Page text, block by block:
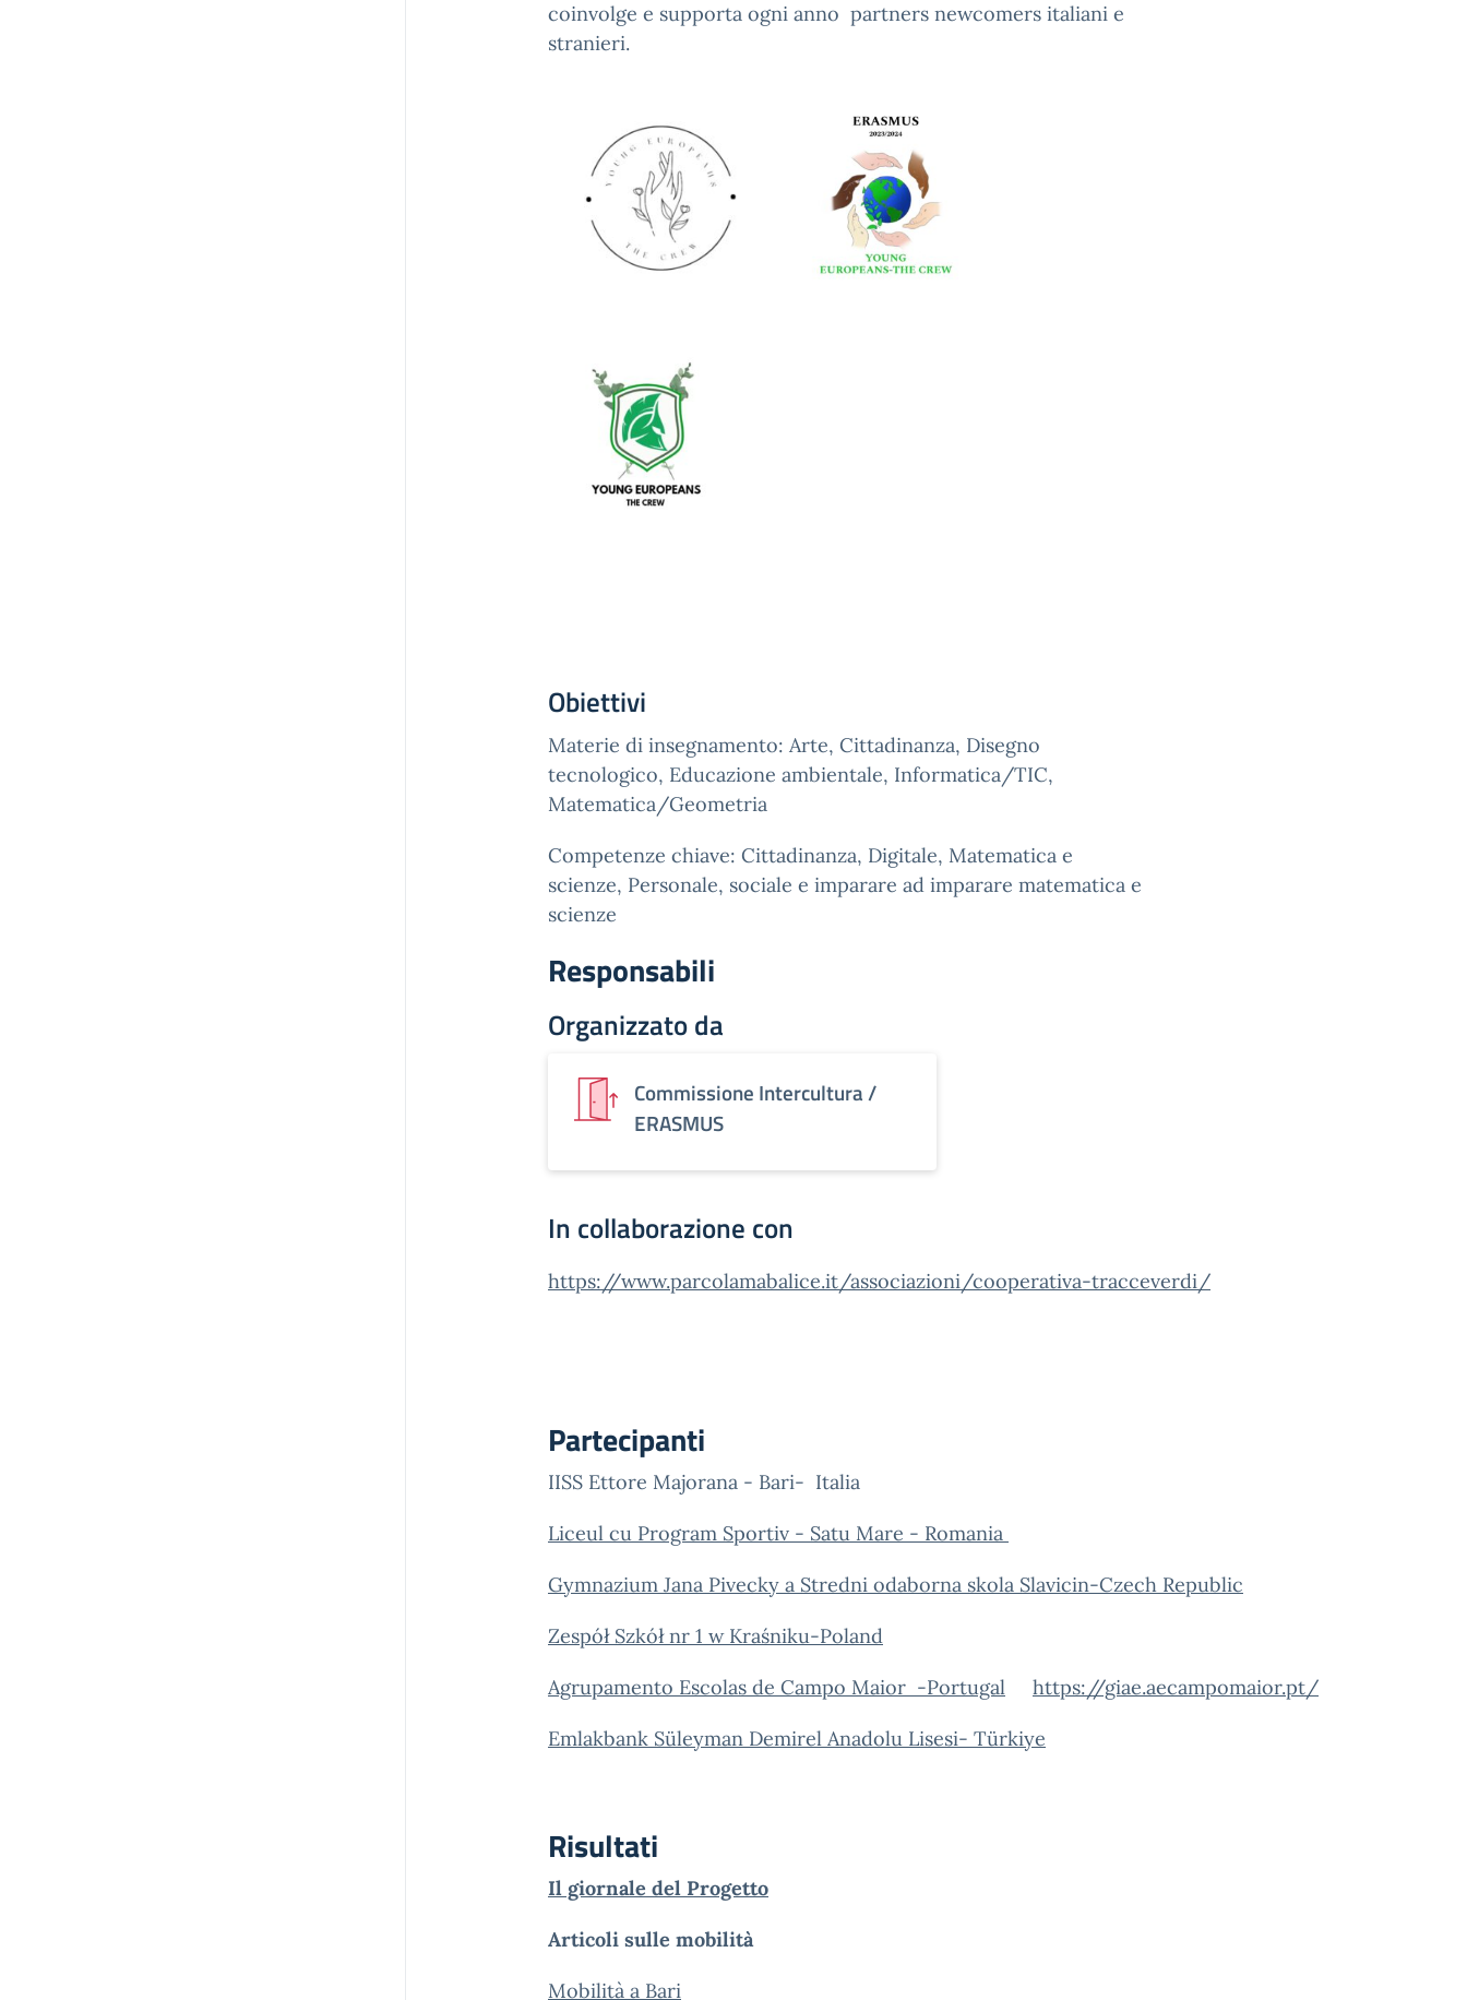
coinvolge e supporta ogni anno partners newcomers italiani e
stranieri.
Obiettivi
Materie di insegnamento: Arte, Cittadinanza, Disegno
tecnologico, Educazione ambientale, Informatica/TIC,
Matematica/Geometria
Competenze chiave: Cittadinanza, Digitale, Matematica e
scienze, Personale, sociale e imparare ad imparare matematica e
scienze
Responsabili
Organizzato da
Commissione Intercultura /
ERASMUS
In collaborazione con
https://www.parcolamabalice.it/associazioni/cooperativa-tracceverdi/
Partecipanti
IISS Ettore Majorana - Bari- Italia
Liceul cu Program Sportiv - Satu Mare - Romania
Gymnazium Jana Pivecky a Stredni odaborna skola Slavicin-Czech Republic
Zespół Szkół nr 1 w Kraśniku-Poland
Agrupamento Escolas de Campo Maior -Portugal https://giae.aecampomaior.pt/
Emlakbank Süleyman Demirel Anadolu Lisesi- Türkiye
Risultati
Il giornale del Progetto
Articoli sulle mobilità
Mobilità a Bari